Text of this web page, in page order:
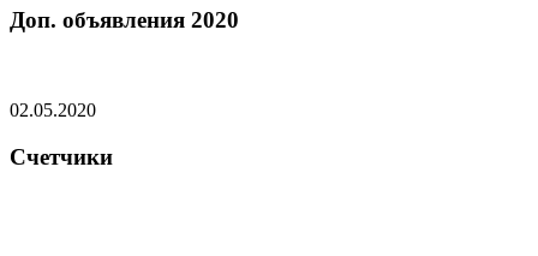
Доп. объявления 2020
02.05.2020
Счетчики